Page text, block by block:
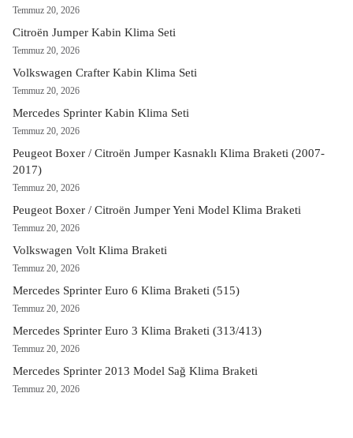
Temmuz 20, 2026
Citroën Jumper Kabin Klima Seti
Temmuz 20, 2026
Volkswagen Crafter Kabin Klima Seti
Temmuz 20, 2026
Mercedes Sprinter Kabin Klima Seti
Temmuz 20, 2026
Peugeot Boxer / Citroën Jumper Kasnaklı Klima Braketi (2007-
2017)
Temmuz 20, 2026
Peugeot Boxer / Citroën Jumper Yeni Model Klima Braketi
Temmuz 20, 2026
Volkswagen Volt Klima Braketi
Temmuz 20, 2026
Mercedes Sprinter Euro 6 Klima Braketi (515)
Temmuz 20, 2026
Mercedes Sprinter Euro 3 Klima Braketi (313/413)
Temmuz 20, 2026
Mercedes Sprinter 2013 Model Sağ Klima Braketi
Temmuz 20, 2026